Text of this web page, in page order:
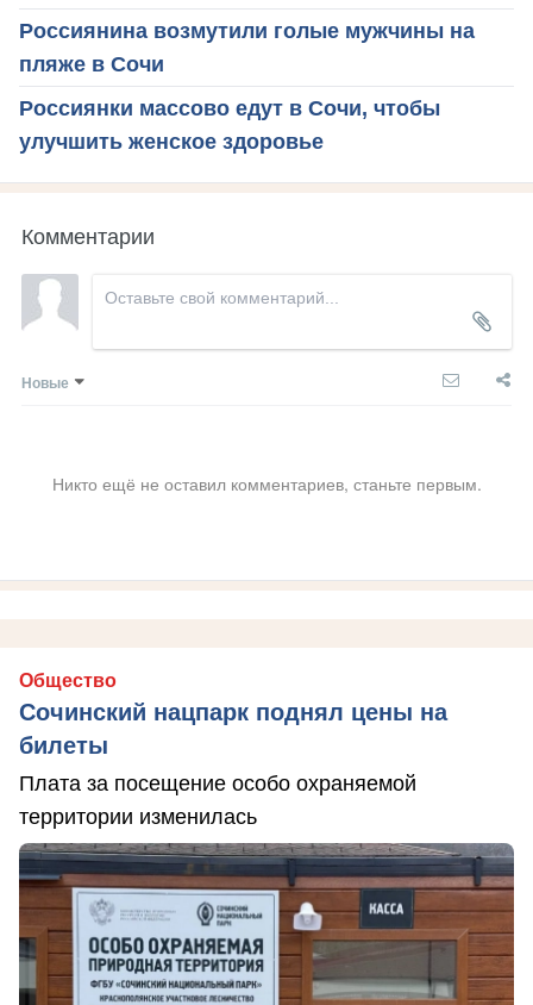
Россиянина возмутили голые мужчины на
пляже в Сочи
Россиянки массово едут в Сочи, чтобы
улучшить женское здоровье
Комментарии
Новые
Никто ещё не оставил комментариев, станьте первым.
Общество
Сочинский нацпарк поднял цены на
билеты
Плата за посещение особо охраняемой
территории изменилась